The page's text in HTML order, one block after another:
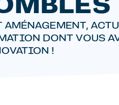
AMÉNAGEMENT,
DONT VOUS
!